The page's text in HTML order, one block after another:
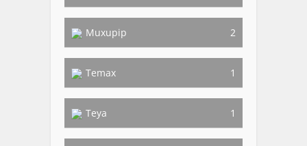
Muxupip 2
Temax 1
Teya 1